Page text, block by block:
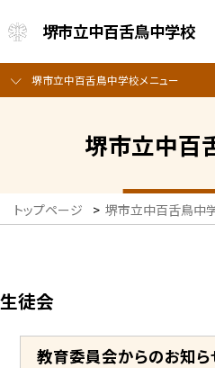
堺市立中百舌鳥中学校
堺市立中百舌鳥中学校メニュー
堺市立中百
トップページ > 堺市立中百舌鳥中
生徒会
教育委員会からのお知ら